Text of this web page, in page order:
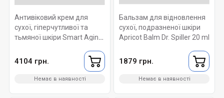
Антивіковий крем для
сухої, гіперчутливої та
тьмяної шкіри Smart Aging
4104 грн.
Немає в наявності
Бальзам для відновлення
сухої, подразненої шкіри
Apricot Balm Dr. Spiller 20 ml
1879 грн.
Немає в наявності